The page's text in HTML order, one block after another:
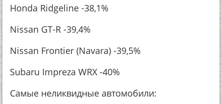
Honda Ridgeline -38,1%
Nissan GT-R -39,4%
Nissan Frontier (Navara) -39,5%
Subaru Impreza WRX -40%
Самые неликвидные автомобили: